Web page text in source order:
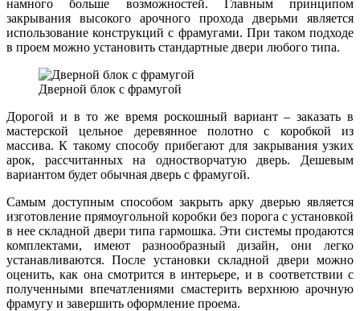
намного больше возможностей. Главным принципом
закрывания высокого арочного прохода дверьми является
использование конструкций с фрамугами. При таком подходе
в проем можно установить стандартные двери любого типа.
Дверной блок с фрамугой
Дорогой и в то же время роскошный вариант – заказать в
мастерской цельное деревянное полотно с коробкой из
массива. К такому способу прибегают для закрывания узких
арок, рассчитанных на одностворчатую дверь. Дешевым
вариантом будет обычная дверь с фрамугой.
Самым доступным способом закрыть арку дверью является
изготовление прямоугольной коробки без порога с установкой
в нее складной двери типа гармошка. Эти системы продаются
комплектами, имеют разнообразный дизайн, они легко
устанавливаются. После установки складной двери можно
оценить, как она смотрится в интерьере, и в соответствии с
полученными впечатлениями смастерить верхнюю арочную
фрамугу и завершить оформление проема.